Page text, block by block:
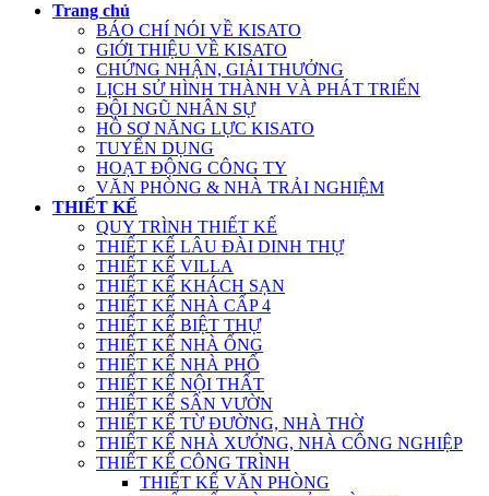
Trang chủ
BÁO CHÍ NÓI VỀ KISATO
GIỚI THIỆU VỀ KISATO
CHỨNG NHẬN, GIẢI THƯỞNG
LỊCH SỬ HÌNH THÀNH VÀ PHÁT TRIỂN
ĐỘI NGŨ NHÂN SỰ
HỒ SƠ NĂNG LỰC KISATO
TUYỂN DỤNG
HOẠT ĐỘNG CÔNG TY
VĂN PHÒNG & NHÀ TRẢI NGHIỆM
THIẾT KẾ
QUY TRÌNH THIẾT KẾ
THIẾT KẾ LÂU ĐÀI DINH THỰ
THIẾT KẾ VILLA
THIẾT KẾ KHÁCH SẠN
THIẾT KẾ NHÀ CẤP 4
THIẾT KẾ BIỆT THỰ
THIẾT KẾ NHÀ ỐNG
THIẾT KẾ NHÀ PHỐ
THIẾT KẾ NỘI THẤT
THIẾT KẾ SÂN VƯỜN
THIẾT KẾ TỪ ĐƯỜNG, NHÀ THỜ
THIẾT KẾ NHÀ XƯỞNG, NHÀ CÔNG NGHIỆP
THIẾT KẾ CÔNG TRÌNH
THIẾT KẾ VĂN PHÒNG